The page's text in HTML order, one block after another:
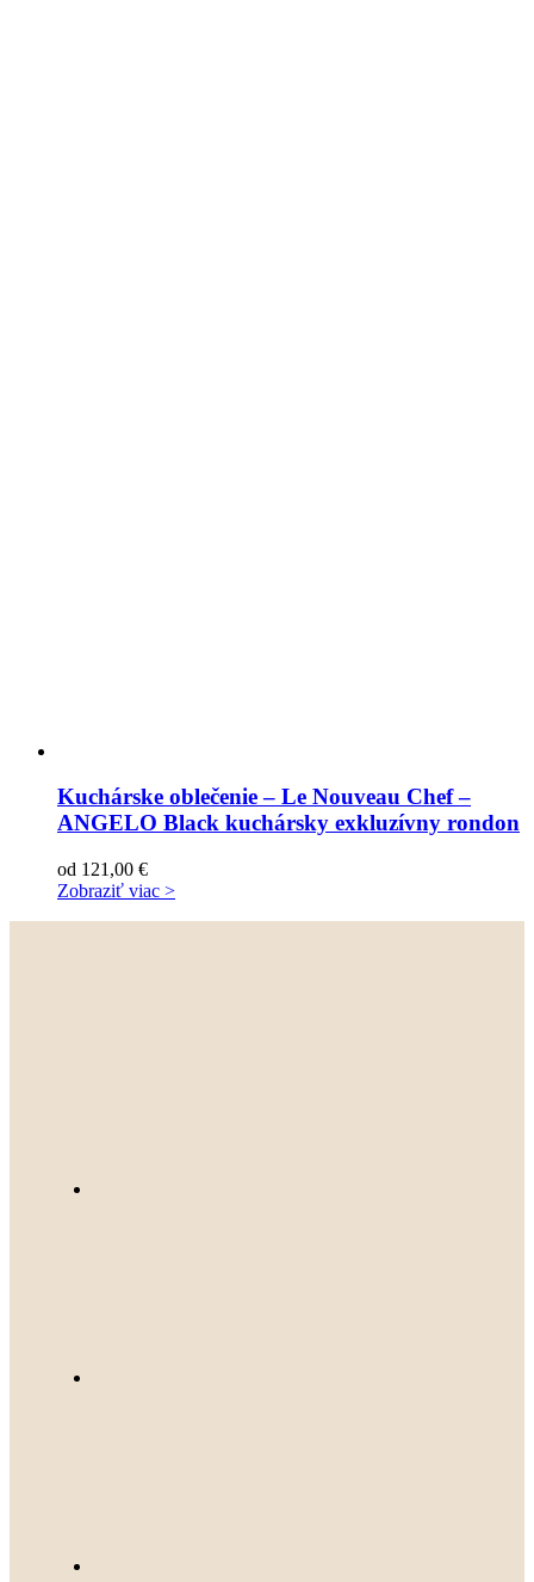
Kuchárske oblečenie – Le Nouveau Chef –
ANGELO Black kuchársky exkluzívny rondon
od 121,00 €
Zobraziť viac >